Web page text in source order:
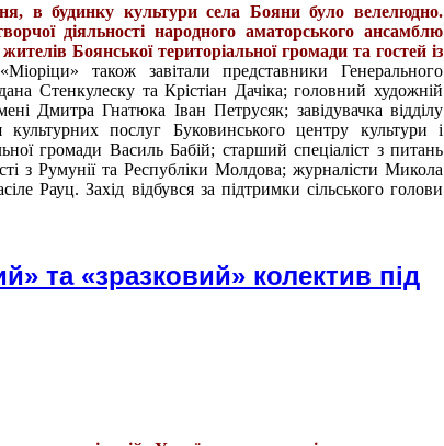
в будинку культури села Бояни було велелюдно.
діяльності народного аматорського ансамблю
Боянської територіальної громади та гостей із
також завітали представники Генерального
Стенкулеску та Крістіан Дачіка; головний художній
Дмитра Гнатюка Іван Петрусяк; завідувачка відділу
послуг Буковинського центру культури і
громади Василь Бабій; старший спеціаліст з питань
з Румунії та Республіки Молдова; журналісти Микола
Рауц. Захід відбувся за підтримки сільського голови
та «зразковий» колектив під